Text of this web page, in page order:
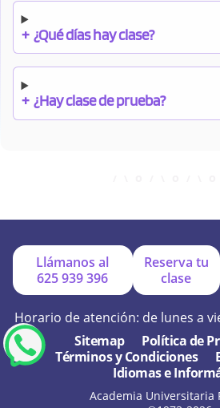
+ ¿Qué días hay clase?
+ ¿Hay clase de prueba?
+ ¿Por qué online?
+ ¿Se hacen exámenes de
Llámanos al
625 939 396
Reserva tu
clase
Horario de atención: de lunes a
Sitemap
Política de
Términos y Condiciones
Idiomas e
Academia Universitaria